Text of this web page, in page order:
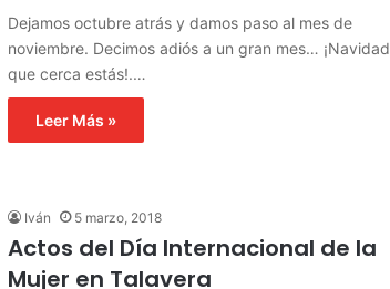
Dejamos octubre atrás y damos paso al mes de
noviembre. Decimos adiós a un gran mes… ¡Navidad
que cerca estás!.…
Leer Más »
Iván 5 marzo, 2018
Actos del Día Internacional de la
Mujer en Talavera